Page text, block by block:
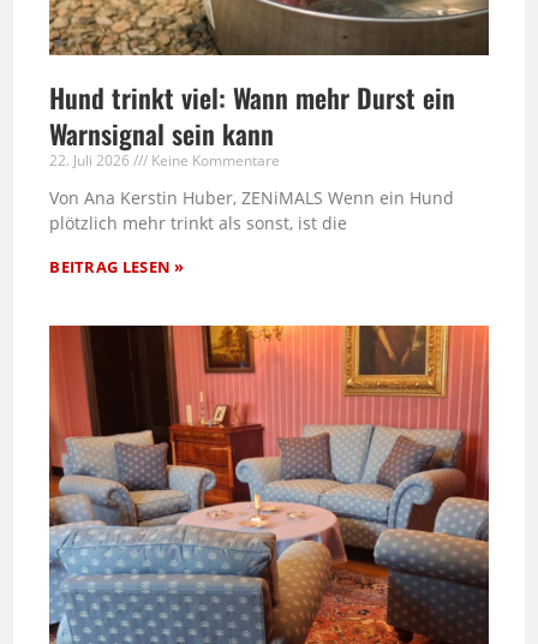
Hund trinkt viel: Wann mehr Durst ein
Warnsignal sein kann
22. Juli 2026 Keine Kommentare
Von Ana Kerstin Huber, ZENiMALS Wenn ein Hund
plötzlich mehr trinkt als sonst, ist die
BEITRAG LESEN »